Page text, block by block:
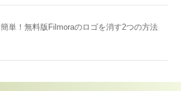
簡単！無料版Filmoraのロゴを消す2つの方法